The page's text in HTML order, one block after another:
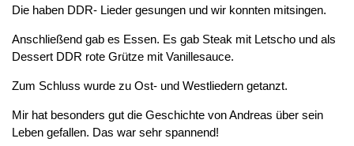
Die haben DDR- Lieder gesungen und wir konnten mitsingen.
Anschließend gab es Essen. Es gab Steak mit Letscho und als
Dessert DDR rote Grütze mit Vanillesauce.
Zum Schluss wurde zu Ost- und Westliedern getanzt.
Mir hat besonders gut die Geschichte von Andreas über sein
Leben gefallen. Das war sehr spannend!